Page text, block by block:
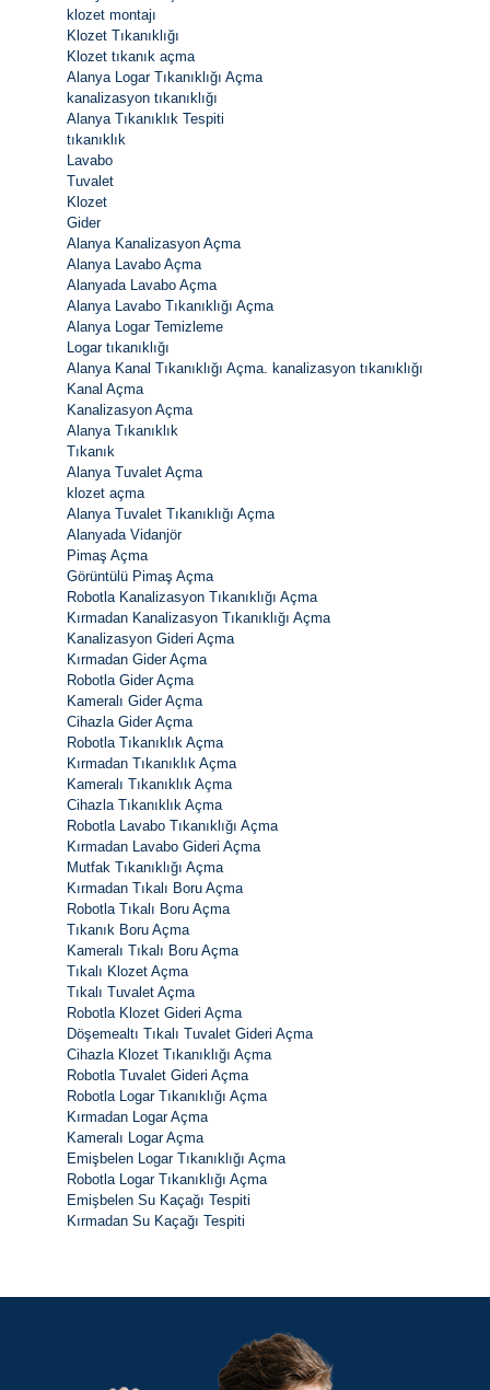
klozet montajı
Klozet Tıkanıklığı
Klozet tıkanık açma
Alanya Logar Tıkanıklığı Açma
kanalizasyon tıkanıklığı
Alanya Tıkanıklık Tespiti
tıkanıklık
Lavabo
Tuvalet
Klozet
Gider
Alanya Kanalizasyon Açma
Alanya Lavabo Açma
Alanyada Lavabo Açma
Alanya Lavabo Tıkanıklığı Açma
Alanya Logar Temizleme
Logar tıkanıklığı
Alanya Kanal Tıkanıklığı Açma. kanalizasyon tıkanıklığı
Kanal Açma
Kanalizasyon Açma
Alanya Tıkanıklık
Tıkanık
Alanya Tuvalet Açma
klozet açma
Alanya Tuvalet Tıkanıklığı Açma
Alanyada Vidanjör
Pimaş Açma
Görüntülü Pimaş Açma
Robotla Kanalizasyon Tıkanıklığı Açma
Kırmadan Kanalizasyon Tıkanıklığı Açma
Kanalizasyon Gideri Açma
Kırmadan Gider Açma
Robotla Gider Açma
Kameralı Gider Açma
Cihazla Gider Açma
Robotla Tıkanıklık Açma
Kırmadan Tıkanıklık Açma
Kameralı Tıkanıklık Açma
Cihazla Tıkanıklık Açma
Robotla Lavabo Tıkanıklığı Açma
Kırmadan Lavabo Gideri Açma
Mutfak Tıkanıklığı Açma
Kırmadan Tıkalı Boru Açma
Robotla Tıkalı Boru Açma
Tıkanık Boru Açma
Kameralı Tıkalı Boru Açma
Tıkalı Klozet Açma
Tıkalı Tuvalet Açma
Robotla Klozet Gideri Açma
Döşemealtı Tıkalı Tuvalet Gideri Açma
Cihazla Klozet Tıkanıklığı Açma
Robotla Tuvalet Gideri Açma
Robotla Logar Tıkanıklığı Açma
Kırmadan Logar Açma
Kameralı Logar Açma
Emişbelen Logar Tıkanıklığı Açma
Robotla Logar Tıkanıklığı Açma
Emişbelen Su Kaçağı Tespiti
Kırmadan Su Kaçağı Tespiti